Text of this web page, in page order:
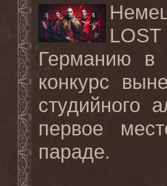
Германию
в
конкурс
студийного
первое
параде.